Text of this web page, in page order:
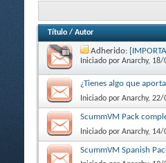
Título / Autor
Adherido:
Iniciado por Anarchy, 18/
¿Tienes algo que
Iniciado por Anarchy, 22/
ScummVM Pack
Iniciado por Anarchy, 14/
ScummVM Spanish